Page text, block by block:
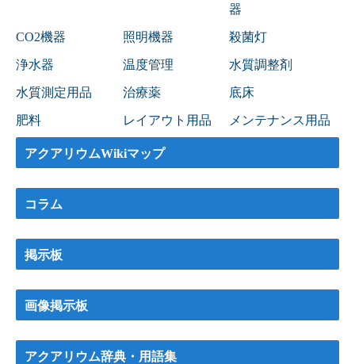
器
CO2機器 照明機器 殺菌灯
浄水器 温度管理 水質調整剤
水質測定用品 治療薬 底床
肥料 レイアウト用品 メンテナンス用品
アクアリウムWikiマップ
コラム
掲示板
画像掲示板
アクアリウム辞典・用語集